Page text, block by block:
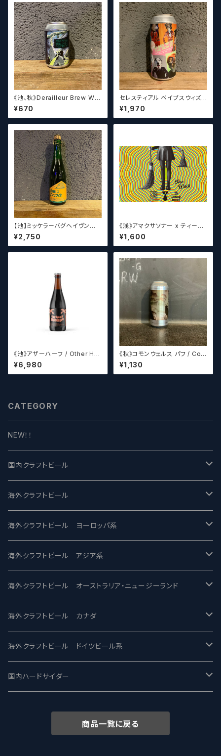
《池、秋》Derailleur Brew Wor
ks ANONYMOUS BREWH
OLIC FOUNDATION ディ
レイラブリューワークス
¥670
セレスティアル ベイブスウィズ
ザパワー / Celestial Beerwo
rks Babes With the Power
¥1,970
【池】ミッケラーバグヘイヴン
ルードペッシュ Mikkeller Bag
haven Ruud Peesch
¥2,750
《浅》アマクサソナー x ティーン
エイジ x ウィッチクラフト / Am
akusa sonar x Teenage Br
ewing ×WITCH CRAFT Tee
ズ】
¥1,600
《池》アザーハーフ / Other Hal
f Brewing Triple Drupe【ク
ラフトビールシザーズ】
¥6,980
《秋》コモンウェルス パフ / Com
monwealth Puff 【クラフトビ
ールシザーズ】
¥1,130
CATEGORY
NEW！！
国内クラフトビール
UCHU BREWING -うちゅうブルーイング
バテレ -VERTERE
2nd Story Ale Works -セカンドストーリー
ビアへるん - Beer Hearn
忽布古丹醸造 - HOP KOTAN
ワイマーケットブルーイング Y.Market Brewing
志賀高原ビール - SIGAKOGEN
箕面ビール - MINOH BEER
海外クラフトビール
Modern Times モダンタイムズ
Maui マウイ
Toppling Goliath トップリンゴライアス
Fair State フェアステイト
Lagunitas ラグニタス
FirestoneWalker ファイアストーン
Mikkeller ミッケラー
海外クラフトビール ヨーロッパ系
UnBarred -アンバード
SAIREN /サイレン
ワイルドチャイルド - Wilde Child
BrewDog Brewery - ブリュードッグ
The Flying Inn / ザ フライイング イン
Lambiek Fabriek - ファブリーク
海外クラフトビール アジア系
gweilo-鬼佬 グウァイロ
Heart Of Darkness - ハートオブダークネス
Carbon brews -カーボン
TAIHU - タイフー
Behemoth - ベヒーモス
海外クラフトビール オーストラリア・ニュージーランド
ROCKY RIDGE - ロッキーリッジ
BODRIGGY BREWING ボッドリッジー
CO-CONSPIRATORS コ・コンスピレーターズ
Deep Creek Brewing Co.
海外クラフトビール カナダ
Jackie O's ジャッキーオーズ
Westbrook ウェストブルック
Strathcona ストラスコナ
海外クラフトビール ドイツビール系
Karmeliten カーメリテン
Früh フリュー
国内ハードサイダー
商品一覧に戻る